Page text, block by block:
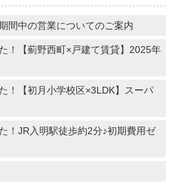
間中の営業についてのご案内
！【薊野西町×戸建て賃貸】2025年
！【初月小学校区×3LDK】スーパ
！JR入明駅徒歩約2分♪初期費用ゼ